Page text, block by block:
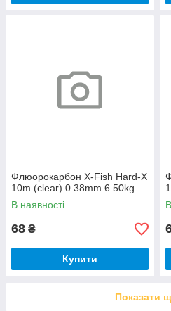
Флюорокарбон X-Fish Hard-X
10m (clear) 0.38mm 6.50kg
В наявності
68 ₴
Купити
Показати